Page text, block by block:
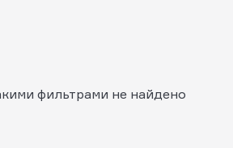
фильтрами не найдено